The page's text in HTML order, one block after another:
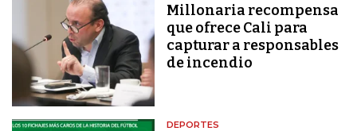
Millonaria recompensa
que ofrece Cali para
capturar a responsables
de incendio
DEPORTES